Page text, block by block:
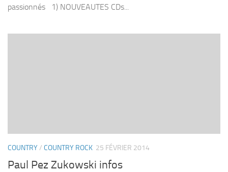
passionnés 1) NOUVEAUTES CDs...
COUNTRY/ COUNTRY ROCK 25 FÉVRIER 2014
Paul Pez Zukowski infos